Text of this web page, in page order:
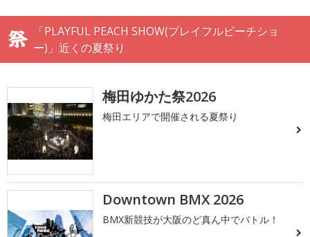
「PLAYFUL PEACH SHOW(プレイフルピーチショ
ー)」近くの夏祭り
梅田ゆかた祭2026
梅田エリアで開催される夏祭り
Downtown BMX 2026
BMX新競技が大阪のど真ん中でバトル！